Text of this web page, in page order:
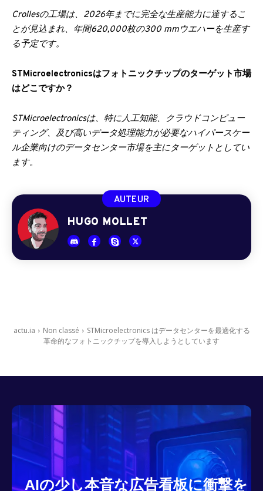
Crollesの工場は、2026年までに完全な生産能力に達するこ
とが見込まれ、年間620,000枚の300 mmウエハーを生産す
る予定です。
STMicroelectronicsはフォトニックチップのターゲット市場
はどこですか？
STMicroelectronicsは、特に人工知能、クラウドコンピュー
ティング、及び高いデータ処理能力が必要なハイパースケー
ル企業向けのデータセンター市場を主にターゲットとしてい
ます。
AUTEUR
HUGO MOLLET
actu.ia Non classé
STMicroelectronics はデータセンターを最適化する
革命的なフォトニックチップを導入しようとしています
AIの少し本音な広告看板に衝撃を